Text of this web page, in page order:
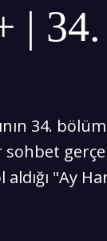
| 34.
34.
sohbet
"Ay